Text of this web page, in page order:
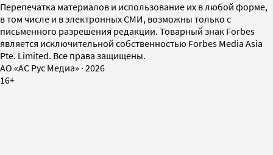
Перепечатка материалов и использование их в любой форме,
в том числе и в электронных СМИ, возможны только с
письменного разрешения редакции. Товарный знак Forbes
является исключительной собственностью Forbes Media Asia
Pte. Limited. Все права защищены.
AO «АС Рус Медиа» · 2026
16+